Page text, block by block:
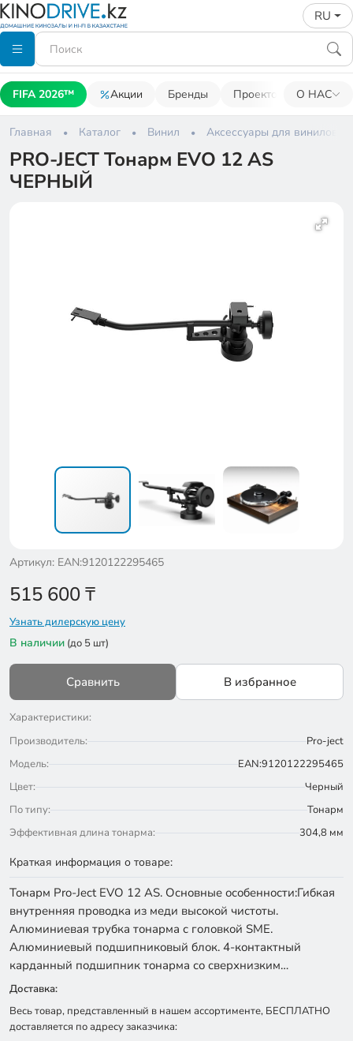
RU
FIFA 2026™ Акции Бренды Проекторы О НАС
Главная Каталог Винил Аксессуары для
PRO-JECT Тонарм EVO 12 AS
ЧЕРНЫЙ
Артикул: EAN:9120122295465
515 600₸
Узнать дилерскую цену
В наличии (до 5 шт)
Сравнить В избранное
Характеристики:
Производитель:
Pro-ject
Модель:
EAN:9120122295465
Цвет:
Черный
По типу:
Тонарм
Эффективная длина тонарма:
304,8 мм
Краткая информация о товаре:
Тонарм Pro-Ject EVO 12 AS. Основные особенности:Гибкая
внутренняя проводка из меди высокой чистоты.
Алюминиевая трубка тонарма с головкой SME.
Алюминиевый подшипниковый блок. 4-контактный
карданный подшипник тонарма со сверхнизким…
Доставка:
Весь товар, представленный в нашем ассортименте, БЕСПЛАТНО
доставляется по адресу заказчика: